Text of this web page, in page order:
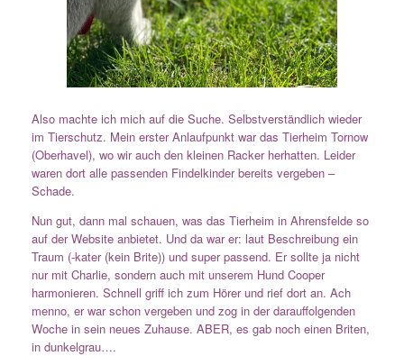
Also machte ich mich auf die Suche. Selbstverständlich wieder
im Tierschutz. Mein erster Anlaufpunkt war das Tierheim Tornow
(Oberhavel), wo wir auch den kleinen Racker herhatten. Leider
waren dort alle passenden Findelkinder bereits vergeben –
Schade.
Nun gut, dann mal schauen, was das Tierheim in Ahrensfelde so
auf der Website anbietet. Und da war er: laut Beschreibung ein
Traum (-kater (kein Brite)) und super passend. Er sollte ja nicht
nur mit Charlie, sondern auch mit unserem Hund Cooper
harmonieren. Schnell griff ich zum Hörer und rief dort an. Ach
menno, er war schon vergeben und zog in der darauffolgenden
Woche in sein neues Zuhause. ABER, es gab noch einen Briten,
in dunkelgrau….